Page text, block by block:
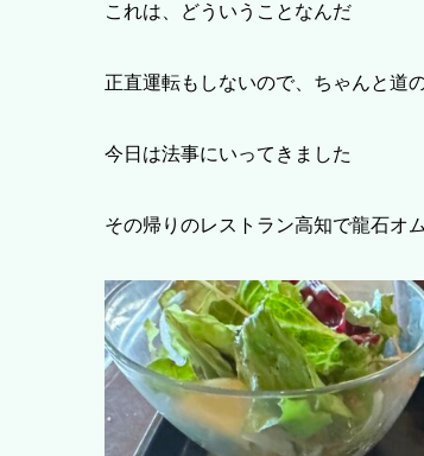
これは、どういうことなんだ
正直運転もしないので、ちゃんと道
今日は法事にいってきました
その帰りのレストラン高知で龍石オ